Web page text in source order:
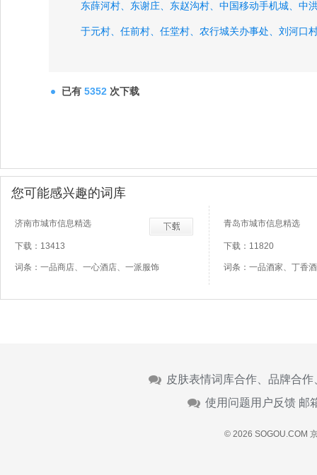
东薛河村、 东谢庄、 东赵沟村、 中国移动手机城、 中
于元村、 任前村、 任堂村、 农行城关办事处、 刘河口
已有 5352 次下载
您可能感兴趣的词库
济南市城市信息精选
下载：13413
词条：一品商店、一心酒店、一派服饰
青岛市城市信息精选
下载：11820
词条：一品酒家、丁香
皮肤表情词库合作、品牌合
使用问题用户反馈 邮
© 2026 SOGOU.COM